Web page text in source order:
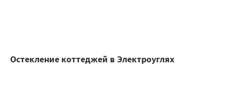
Остекление коттеджей в Электроуглях